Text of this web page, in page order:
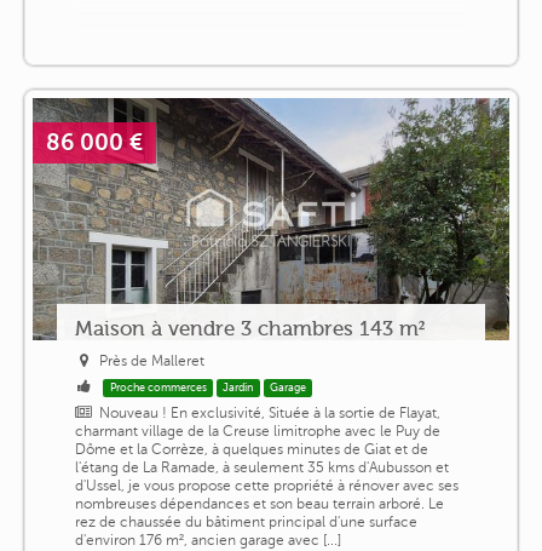
86 000 €
Maison à vendre 3 chambres 143 m²
Près de Malleret
Proche commerces Jardin Garage
Nouveau ! En exclusivité, Située à la sortie de Flayat,
charmant village de la Creuse limitrophe avec le Puy de
Dôme et la Corrèze, à quelques minutes de Giat et de
l'étang de La Ramade, à seulement 35 kms d'Aubusson et
d'Ussel, je vous propose cette propriété à rénover avec ses
nombreuses dépendances et son beau terrain arboré. Le
rez de chaussée du bâtiment principal d'une surface
d'environ 176 m², ancien garage avec [...]